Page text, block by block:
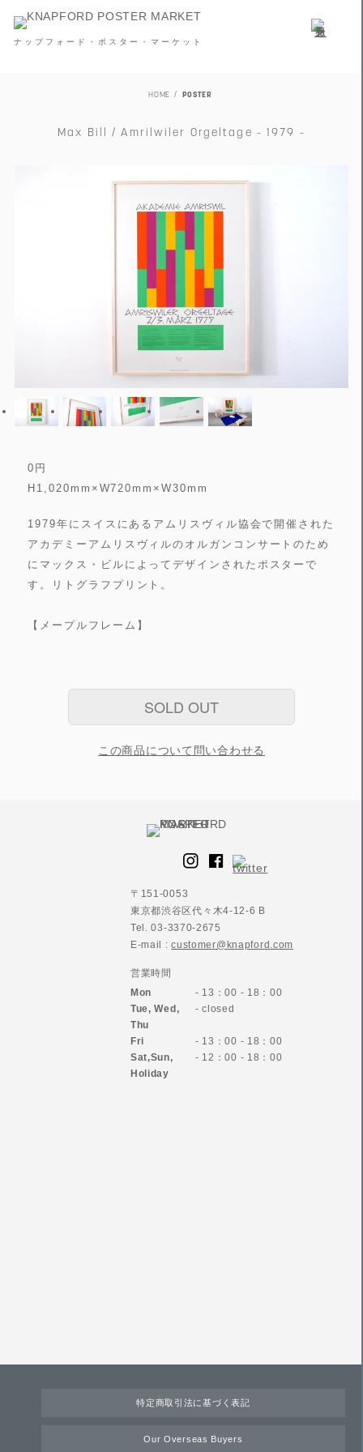
ナップフォード・ポスター・マーケット
HOME POSTER
Max Bill / Amrilwiler Orgeltage - 1979 -
0 円
H1,020mm×W720mm×W30mm
1979年にスイスにあるアムリスヴィル協会で開催された
アカデミーアムリスヴィルのオルガンコンサートのため
にマックス・ビルによってデザインされたポスターで
す。リトグラフプリント。
【メープルフレーム】
SOLD OUT
この商品について問い合わせる
〒151-0053
東京都渋谷区代々木4-12-6 B
Tel. 03-3370-2675
E-mail :customer@knapford.com
営業時間
Mon
- 13：00 - 18：00
Tue, Wed,
Thu
- closed
Fri
- 13：00 - 18：00
Sat,Sun,
Holiday
- 12：00 - 18：00
特定商取引法に基づく表記
Our Overseas Buyers